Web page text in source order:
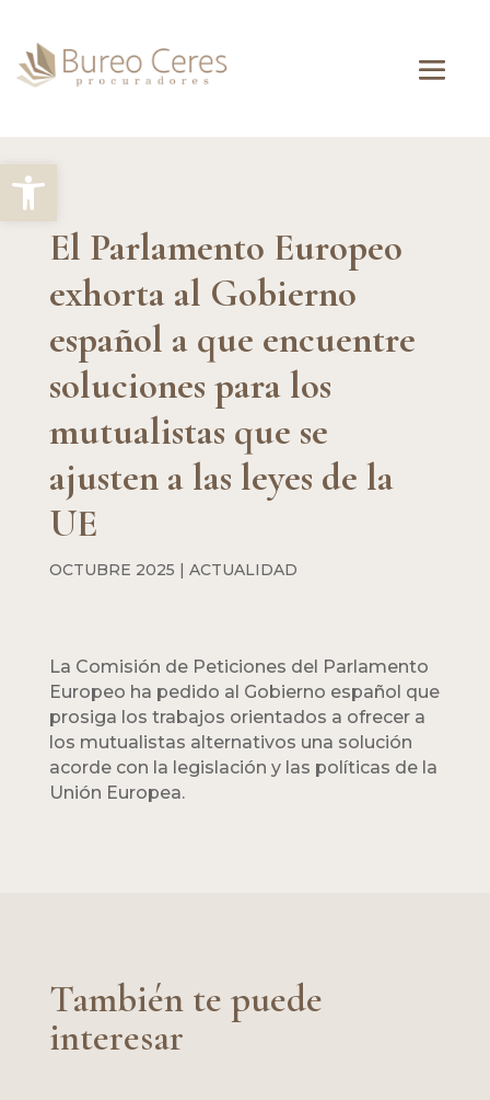
Abrir barra de herramientas
El Parlamento Europeo
exhorta al Gobierno
español a que encuentre
soluciones para los
mutualistas que se
ajusten a las leyes de la
UE
OCTUBRE 2025 | ACTUALIDAD
La Comisión de Peticiones del Parlamento
Europeo ha pedido al Gobierno español que
prosiga los trabajos orientados a ofrecer a
los mutualistas alternativos una solución
acorde con la legislación y las políticas de la
Unión Europea.
También te puede
interesar